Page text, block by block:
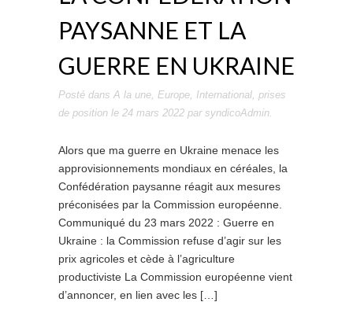
PAYSANNE ET LA
GUERRE EN UKRAINE
Posté dans A la une, Europe, International, prises
de position le 24 mars 2022 par syndicoAdmin.
Alors que ma guerre en Ukraine menace les
approvisionnements mondiaux en céréales, la
Confédération paysanne réagit aux mesures
préconisées par la Commission européenne.
Communiqué du 23 mars 2022 : Guerre en
Ukraine : la Commission refuse d’agir sur les
prix agricoles et cède à l’agriculture
productiviste La Commission européenne vient
d’annoncer, en lien avec les […]